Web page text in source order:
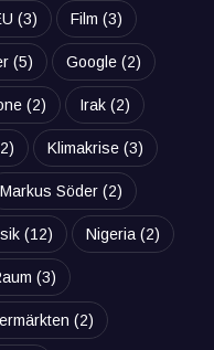
(3) Film (3)
(5) Google (2)
(2) Irak (2)
Klimakrise (3)
Markus Söder (2)
(12) Nigeria (2)
(3)
(2)